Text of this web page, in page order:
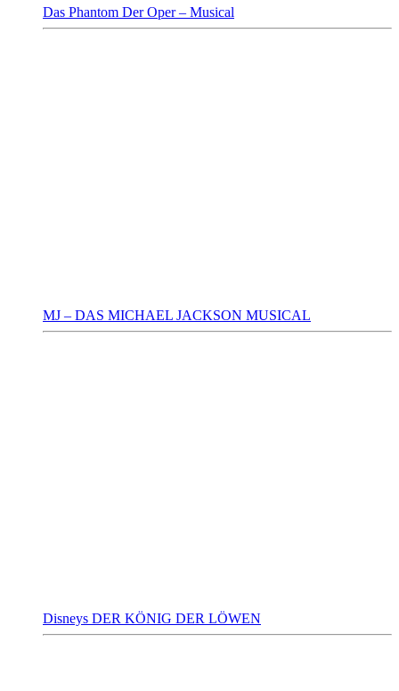
Das Phantom Der Oper – Musical
MJ – DAS MICHAEL JACKSON MUSICAL
Disneys DER KÖNIG DER LÖWEN